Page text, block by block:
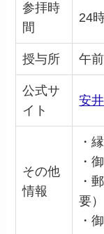
参拝時
間
24
授与所 午
公式サ
イト
安
その他
情報
・
・
・
要）
・